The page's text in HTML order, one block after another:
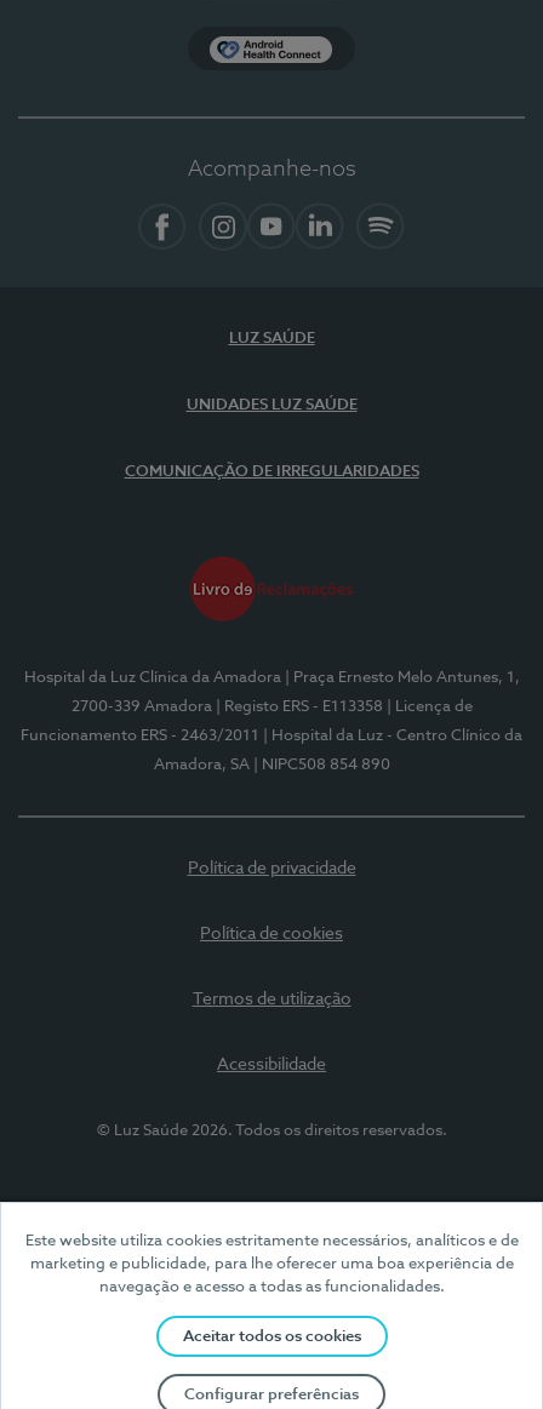
Este website utiliza cookies estritamente necessários, analíticos e de
marketing e publicidade, para lhe oferecer uma boa experiência de
navegação e acesso a todas as funcionalidades.
Aceitar todos os cookies
Configurar preferências
Acompanhe-nos
LUZ SAÚDE
UNIDADES LUZ SAÚDE
COMUNICAÇÃO DE IRREGULARIDADES
Hospital da Luz Clínica da Amadora
| Praça Ernesto Melo Antunes, 1,
2700-339 Amadora
| Registo ERS - E113358
| Licença de
Funcionamento ERS - 2463/2011
| Hospital da Luz - Centro Clínico da
Amadora, SA
| NIPC508 854 890
Política de privacidade
Política de cookies
Termos de utilização
Acessibilidade
© Luz Saúde 2026. Todos os direitos reservados.